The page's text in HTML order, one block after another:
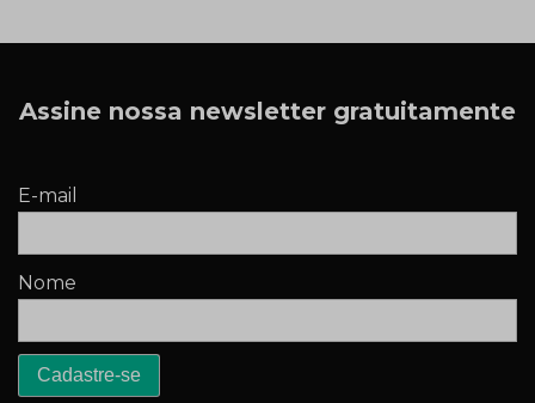
Assine nossa newsletter gratuitamente
E-mail
Nome